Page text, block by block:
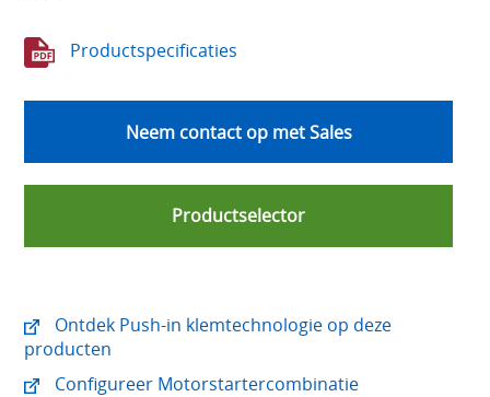
Productspecificaties
Neem contact op met Sales
Productselector
Ontdek Push-in klemtechnologie op deze
producten
Configureer Motorstartercombinatie